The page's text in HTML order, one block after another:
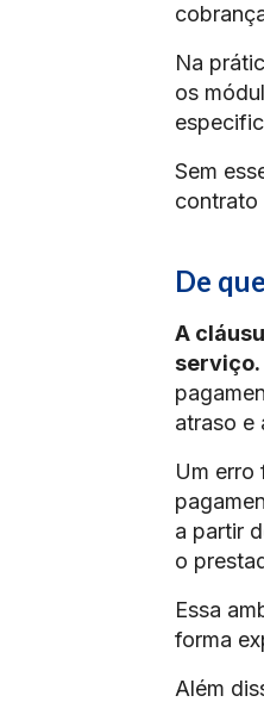
Na
os
Sem
contrato
De
A
serviço.
atraso e
Um erro
a partir
o
Essa
forma
Além